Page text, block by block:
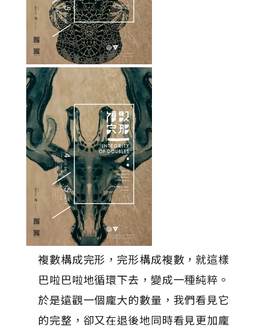
複數構成完形，完形構成複數，就這樣
巴啦巴啦地循環下去，變成一種純粹。
於是遠觀一個龐大的數量，我們看見它
的完整，卻又在退後地同時看見更加龐